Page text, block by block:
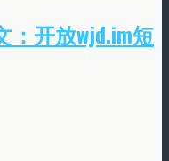
：开放wjd.im短